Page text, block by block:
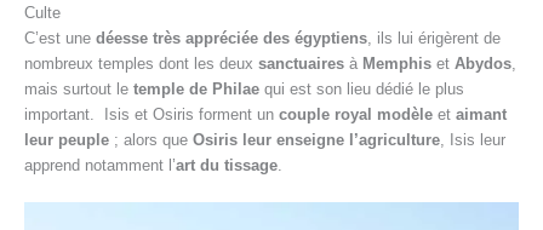
Culte
C’est une déesse très appréciée des égyptiens , ils lui érigèrent de
nombreux temples dont les deux sanctuaires à Memphis et Abydos
mais surtout le temple de Philae qui est son lieu dédié le plus
important. Isis et Osiris forment un couple royal modèle et aimant
leur peuple ; alors que Osiris leur enseigne l’agriculture , Isis leur
apprend notamment l’art du tissage